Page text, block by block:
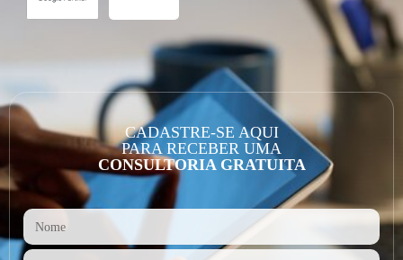
CADASTRE-SE AQUI
PARA RECEBER UMA
CONSULTORIA GRATUITA